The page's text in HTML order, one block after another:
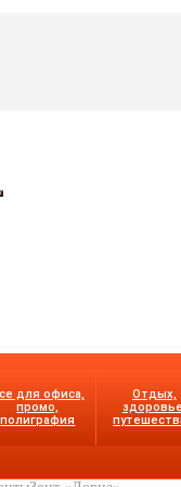
для офиса,
промо,
полиграфия
Отдых,